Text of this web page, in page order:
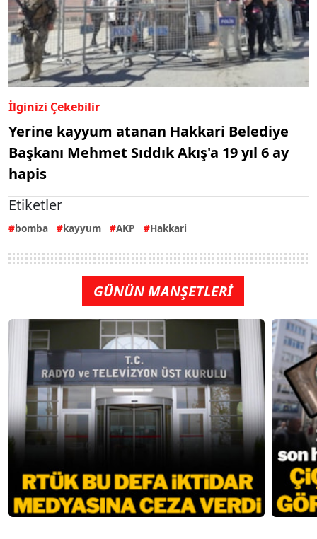
İlginizi Çekebilir
Yerine kayyum atanan Hakkari Belediye
Başkanı Mehmet Sıddık Akış'a 19 yıl 6 ay
hapis
Etiketler
bomba kayyum AKP Hakkari
GÜNÜN MANŞETLERİ